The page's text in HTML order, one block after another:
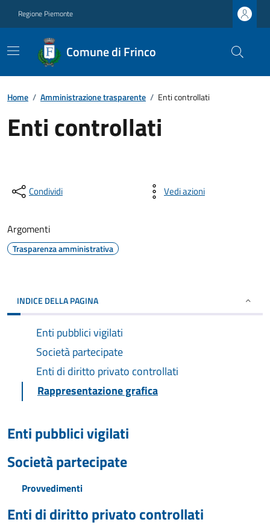
Regione Piemonte
Comune di Frinco
Home / Amministrazione trasparente / Enti controllati
Enti controllati
Condividi Vedi azioni
Argomenti
Trasparenza amministrativa
INDICE DELLA PAGINA
Enti pubblici vigilati
Società partecipate
Enti di diritto privato controllati
Rappresentazione grafica
Enti pubblici vigilati
Società partecipate
Provvedimenti
Enti di diritto privato controllati